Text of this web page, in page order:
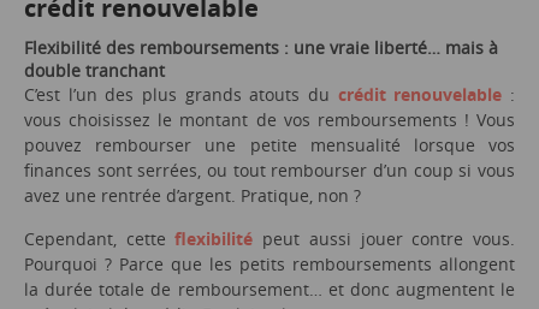
crédit renouvelable
Flexibilité des remboursements : une vraie liberté… mais à
double tranchant
C’est l’un des plus grands atouts du crédit renouvelable :
vous choisissez le montant de vos remboursements ! Vous
pouvez rembourser une petite mensualité lorsque vos
finances sont serrées, ou tout rembourser d’un coup si vous
avez une rentrée d’argent. Pratique, non ?
Cependant, cetteflexibilité peut aussi jouer contre vous.
Pourquoi ? Parce que les petits remboursements allongent
la durée totale de remboursement… et donc augmentent le